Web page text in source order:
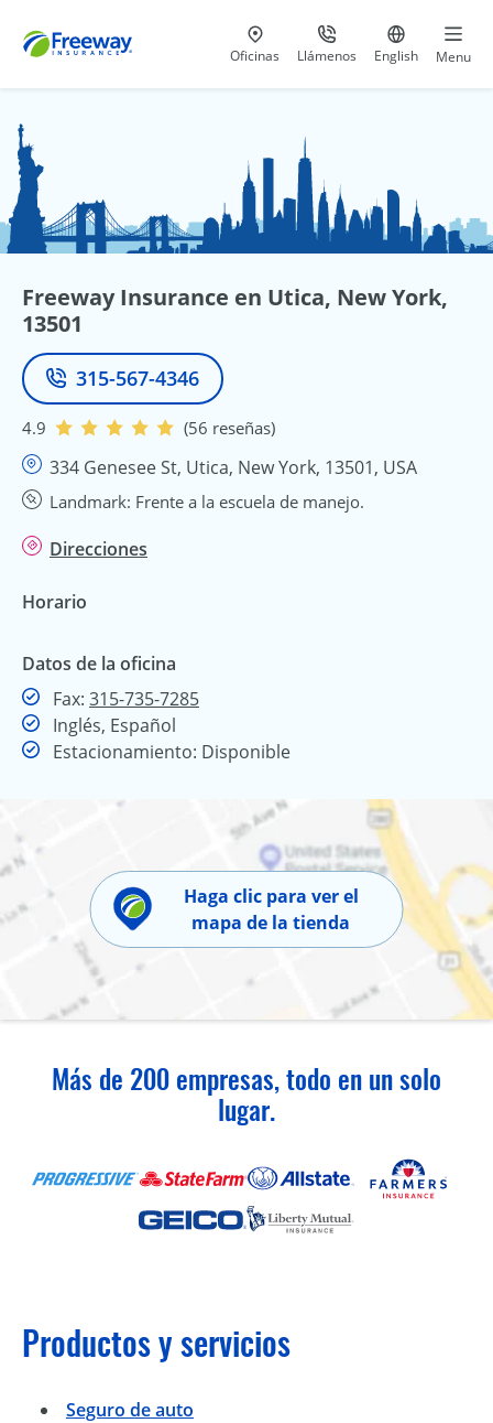
Visita nuestras
Oficinas Llámenos
al 800-441-5533
Ir al sitio
English Menu
Freeway Insurance en Utica, New York,
13501
Teléfono
315-567-4346
4.9 (56 reseñas)
334 Genesee St, Utica, New York, 13501, USA
Landmark: Frente a la escuela de manejo.
Direcciones
Horario
Datos de la oficina
Fax: 315-735-7285Fax
Inglés, Español
Estacionamiento: Disponible
Haga clic para ver el
mapa de la tienda
Más de 200 empresas, todo en un solo
lugar.
Productos y servicios
Seguro de auto